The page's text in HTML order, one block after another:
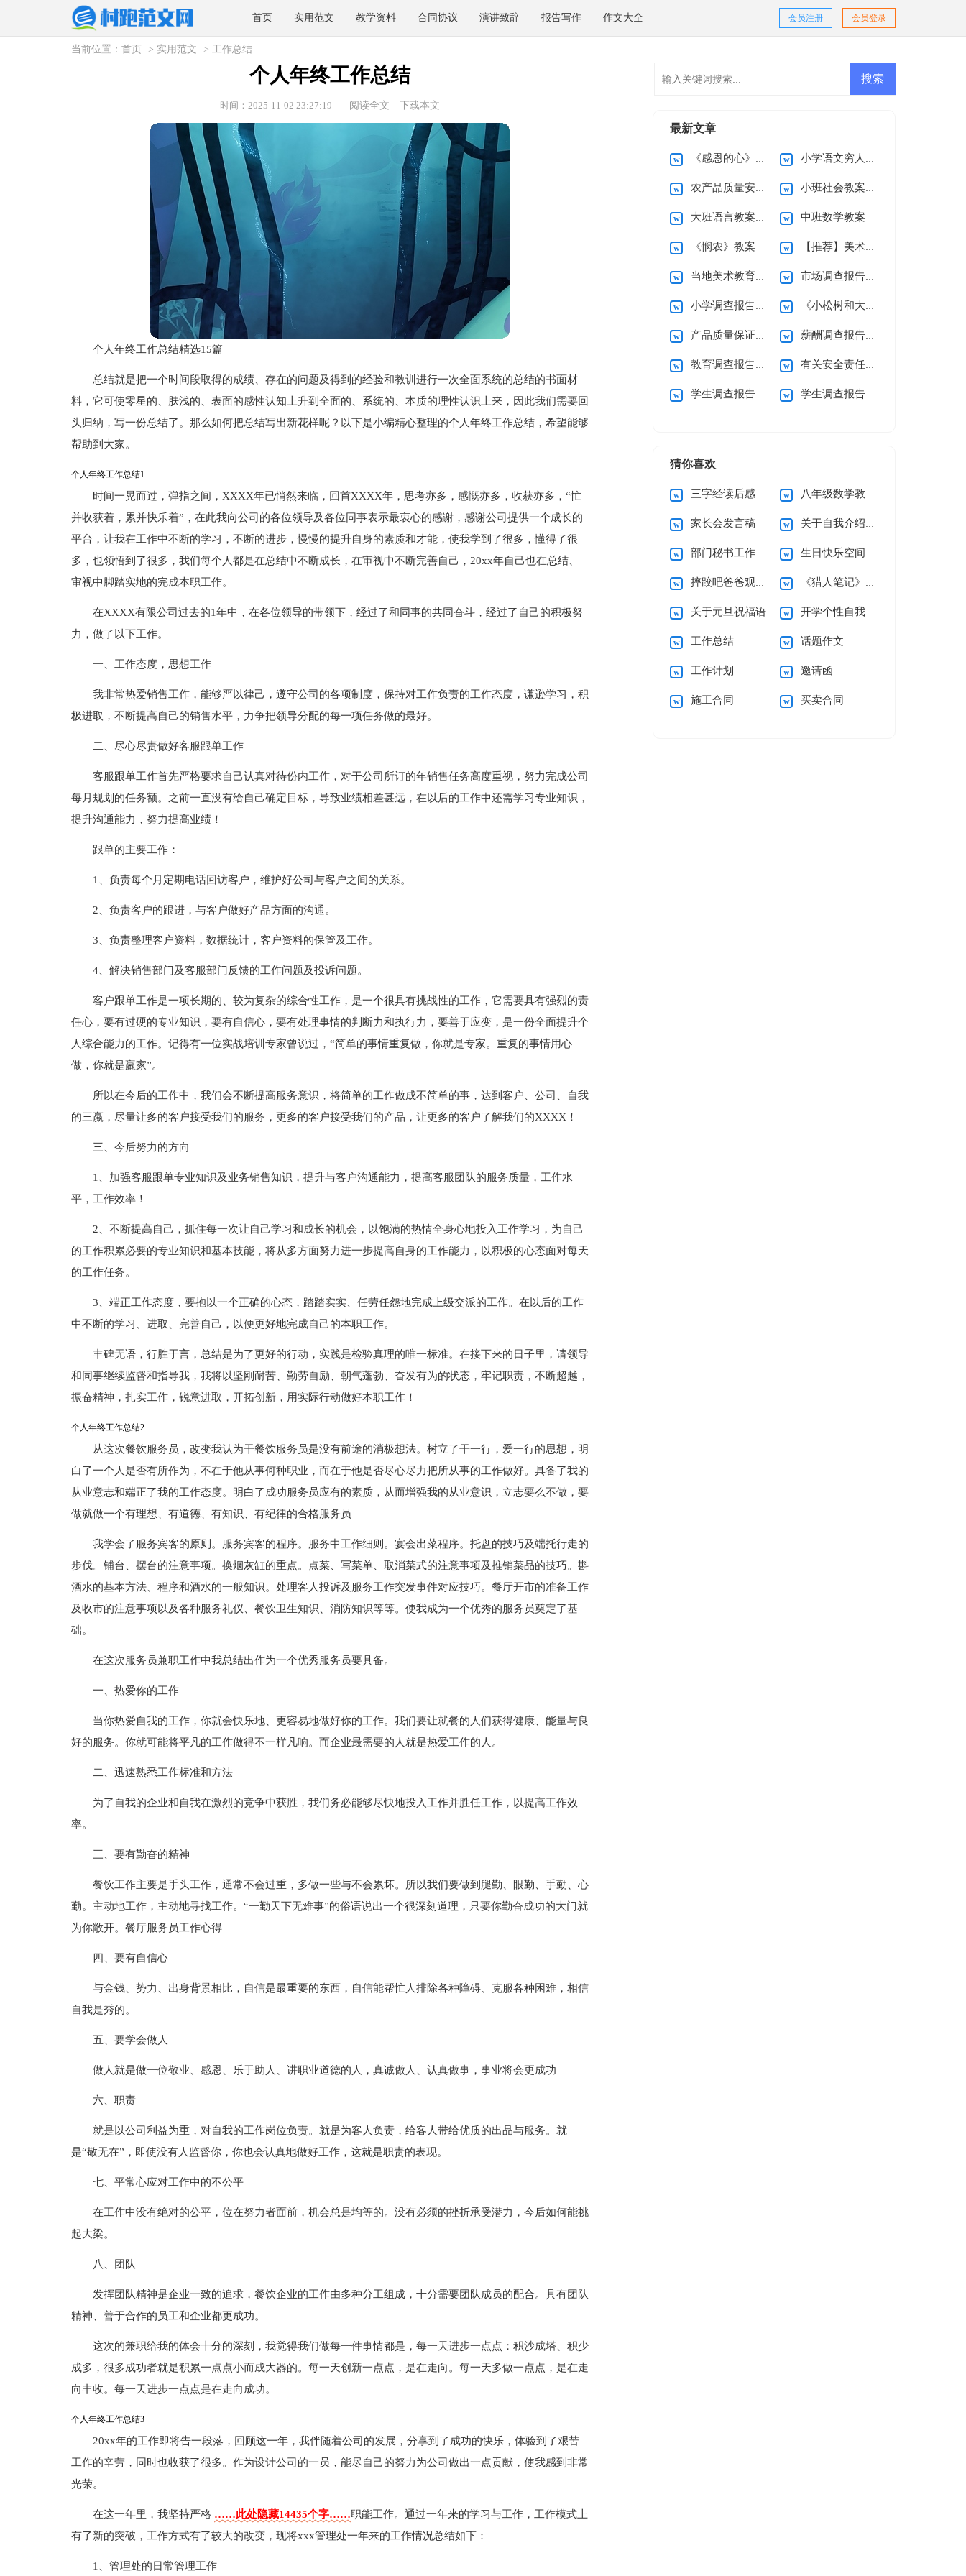
首页 实用范文 教学资料 合同协议 演讲致辞 报告写作 作文大全 会员登录
会员注册
当前位置： 首页 > 实用范文 > 工作总结
个人年终工作总结
时间：2025-11-02 23:27:19 阅读全文 下载本文
个人年终工作总结精选15篇
总结就是把一个时间段取得的成绩、存在的问题及得到的经验和教训进行一次全面系统的总结的书面材
料，它可使零星的、肤浅的、表面的感性认知上升到全面的、系统的、本质的理性认识上来，因此我们需要回
头归纳，写一份总结了。那么如何把总结写出新花样呢？以下是小编精心整理的个人年终工作总结，希望能够
帮助到大家。
个人年终工作总结1
时间一晃而过，弹指之间，XXXX年已悄然来临，回首XXXX年，思考亦多，感慨亦多，收获亦多，“忙
并收获着，累并快乐着”，在此我向公司的各位领导及各位同事表示最衷心的感谢，感谢公司提供一个成长的
平台，让我在工作中不断的学习，不断的进步，慢慢的提升自身的素质和才能，使我学到了很多，懂得了很
多，也领悟到了很多，我们每个人都是在总结中不断成长，在审视中不断完善自己，20xx年自己也在总结、
审视中脚踏实地的完成本职工作。
在XXXX有限公司过去的1年中，在各位领导的带领下，经过了和同事的共同奋斗，经过了自己的积极努
力，做了以下工作。
一、工作态度，思想工作
我非常热爱销售工作，能够严以律己，遵守公司的各项制度，保持对工作负责的工作态度，谦逊学习，积
极进取，不断提高自己的销售水平，力争把领导分配的每一项任务做的最好。
二、尽心尽责做好客服跟单工作
客服跟单工作首先严格要求自己认真对待份内工作，对于公司所订的年销售任务高度重视，努力完成公司
每月规划的任务额。之前一直没有给自己确定目标，导致业绩相差甚远，在以后的工作中还需学习专业知识，
提升沟通能力，努力提高业绩！
跟单的主要工作：
1、负责每个月定期电话回访客户，维护好公司与客户之间的关系。
2、负责客户的跟进，与客户做好产品方面的沟通。
3、负责整理客户资料，数据统计，客户资料的保管及工作。
4、解决销售部门及客服部门反馈的工作问题及投诉问题。
客户跟单工作是一项长期的、较为复杂的综合性工作，是一个很具有挑战性的工作，它需要具有强烈的责
任心，要有过硬的专业知识，要有自信心，要有处理事情的判断力和执行力，要善于应变，是一份全面提升个
人综合能力的工作。记得有一位实战培训专家曾说过，“简单的事情重复做，你就是专家。重复的事情用心
做，你就是羸家”。
所以在今后的工作中，我们会不断提高服务意识，将简单的工作做成不简单的事，达到客户、公司、自我
的三嬴，尽量让多的客户接受我们的服务，更多的客户接受我们的产品，让更多的客户了解我们的XXXX！
三、今后努力的方向
1、加强客服跟单专业知识及业务销售知识，提升与客户沟通能力，提高客服团队的服务质量，工作水
平，工作效率！
2、不断提高自己，抓住每一次让自己学习和成长的机会，以饱满的热情全身心地投入工作学习，为自己
的工作积累必要的专业知识和基本技能，将从多方面努力进一步提高自身的工作能力，以积极的心态面对每天
的工作任务。
3、端正工作态度，要抱以一个正确的心态，踏踏实实、任劳任怨地完成上级交派的工作。在以后的工作
中不断的学习、进取、完善自己，以便更好地完成自己的本职工作。
丰碑无语，行胜于言，总结是为了更好的行动，实践是检验真理的唯一标准。在接下来的日子里，请领导
和同事继续监督和指导我，我将以坚刚耐苦、勤劳自励、朝气蓬勃、奋发有为的状态，牢记职责，不断超越，
振奋精神，扎实工作，锐意进取，开拓创新，用实际行动做好本职工作！
个人年终工作总结2
从这次餐饮服务员，改变我认为干餐饮服务员是没有前途的消极想法。树立了干一行，爱一行的思想，明
白了一个人是否有所作为，不在于他从事何种职业，而在于他是否尽心尽力把所从事的工作做好。具备了我的
从业意志和端正了我的工作态度。明白了成功服务员应有的素质，从而增强我的从业意识，立志要么不做，要
做就做一个有理想、有道德、有知识、有纪律的合格服务员
我学会了服务宾客的原则。服务宾客的程序。服务中工作细则。宴会出菜程序。托盘的技巧及端托行走的
步伐。铺台、摆台的注意事项。换烟灰缸的重点。点菜、写菜单、取消菜式的注意事项及推销菜品的技巧。斟
酒水的基本方法、程序和酒水的一般知识。处理客人投诉及服务工作突发事件对应技巧。餐厅开市的准备工作
及收市的注意事项以及各种服务礼仪、餐饮卫生知识、消防知识等等。使我成为一个优秀的服务员奠定了基
础。
在这次服务员兼职工作中我总结出作为一个优秀服务员要具备。
一、热爱你的工作
当你热爱自我的工作，你就会快乐地、更容易地做好你的工作。我们要让就餐的人们获得健康、能量与良
好的服务。你就可能将平凡的工作做得不一样凡响。而企业最需要的人就是热爱工作的人。
二、迅速熟悉工作标准和方法
为了自我的企业和自我在激烈的竞争中获胜，我们务必能够尽快地投入工作并胜任工作，以提高工作效
率。
三、要有勤奋的精神
餐饮工作主要是手头工作，通常不会过重，多做一些与不会累坏。所以我们要做到腿勤、眼勤、手勤、心
勤。主动地工作，主动地寻找工作。“一勤天下无难事”的俗语说出一个很深刻道理，只要你勤奋成功的大门就
为你敞开。餐厅服务员工作心得
四、要有自信心
与金钱、势力、出身背景相比，自信是最重要的东西，自信能帮忙人排除各种障碍、克服各种困难，相信
自我是秀的。
五、要学会做人
做人就是做一位敬业、感恩、乐于助人、讲职业道德的人，真诚做人、认真做事，事业将会更成功
六、职责
就是以公司利益为重，对自我的工作岗位负责。就是为客人负责，给客人带给优质的出品与服务。就
是“敬无在”，即使没有人监督你，你也会认真地做好工作，这就是职责的表现。
七、平常心应对工作中的不公平
在工作中没有绝对的公平，位在努力者面前，机会总是均等的。没有必须的挫折承受潜力，今后如何能挑
起大梁。
八、团队
发挥团队精神是企业一致的追求，餐饮企业的工作由多种分工组成，十分需要团队成员的配合。具有团队
精神、善于合作的员工和企业都更成功。
这次的兼职给我的体会十分的深刻，我觉得我们做每一件事情都是，每一天进步一点点：积沙成塔、积少
成多，很多成功者就是积累一点点小而成大器的。每一天创新一点点，是在走向。每一天多做一点点，是在走
向丰收。每一天进步一点点是在走向成功。
个人年终工作总结3
20xx年的工作即将告一段落，回顾这一年，我伴随着公司的发展，分享到了成功的快乐，体验到了艰苦
工作的辛劳，同时也收获了很多。作为设计公司的一员，能尽自己的努力为公司做出一点贡献，使我感到非常
光荣。
在这一年里，我坚持严格 ……此处隐藏14435个字……职能工作。通过一年来的学习与工作，工作模式上
有了新的突破，工作方式有了较大的改变，现将xxx管理处一年来的工作情况总结如下：
1、管理处的日常管理工作
最新文章
《感恩的心》读后感 小学语文穷人教案
农产品质量安全承诺书模板汇总六篇 小班社会教案3篇
大班语言教案小青蛙反思 中班数学教案
《悯农》教案 【推荐】美术教案模板合集10篇
当地美术教育教学情况现状调查报告 市场调查报告(合集15篇)
小学调查报告(15篇) 《小松树和大松树》教案
产品质量保证承诺书锦集5篇 薪酬调查报告15篇
教育调查报告(15篇) 有关安全责任承诺书
学生调查报告(合集15篇) 学生调查报告(汇编15篇)
猜你喜欢
三字经读后感15篇 八年级数学教学工作总结
家长会发言稿 关于自我介绍(集合15篇)
部门秘书工作总结 生日快乐空间留言
摔跤吧爸爸观后感通用15篇 《猎人笔记》读后感
关于元旦祝福语 开学个性自我介绍
工作总结 话题作文
工作计划 邀请函
施工合同 买卖合同